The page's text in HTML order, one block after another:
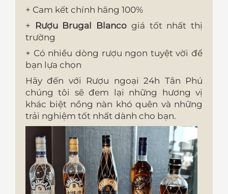
+ Cam kết chính hãng 100%
+ Rượu Brugal Blanco giá tốt nhất thị
trường
+ Có nhiều dòng rượu ngon tuyệt vời để
bạn lựa chọn
Hãy đến với Rượu ngoại 24h Tân Phú
chúng tôi sẽ đem lại những hương vị
khác biệt nồng nàn khó quên và những
trải nghiệm tốt nhất dành cho bạn.